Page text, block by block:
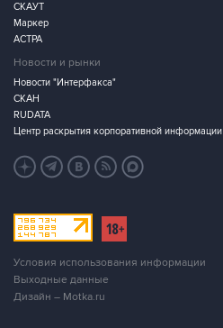
СКАУТ
Маркер
АСТРА
Новости и рынки
Новости "Интерфакса"
СКАН
RUDATA
Центр раскрытия корпоративной информации
Условия использования информации
Выходные данные
Дизайн – Motka.ru